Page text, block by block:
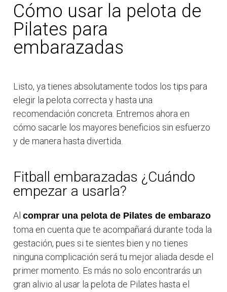
Cómo usar la pelota de
Pilates para
embarazadas
Listo, ya tienes absolutamente todos los tips para
elegir la pelota correcta y hasta una
recomendación concreta. Entremos ahora en
cómo sacarle los mayores beneficios sin esfuerzo
y de manera hasta divertida.
Fitball embarazadas ¿Cuándo
empezar a usarla?
Al comprar una pelota de Pilates de embarazo
toma en cuenta que te acompañará durante toda la
gestación, pues si te sientes bien y no tienes
ninguna complicación será tu mejor aliada desde el
primer momento. Es más no solo encontrarás un
gran alivio al usar la pelota de Pilates hasta el